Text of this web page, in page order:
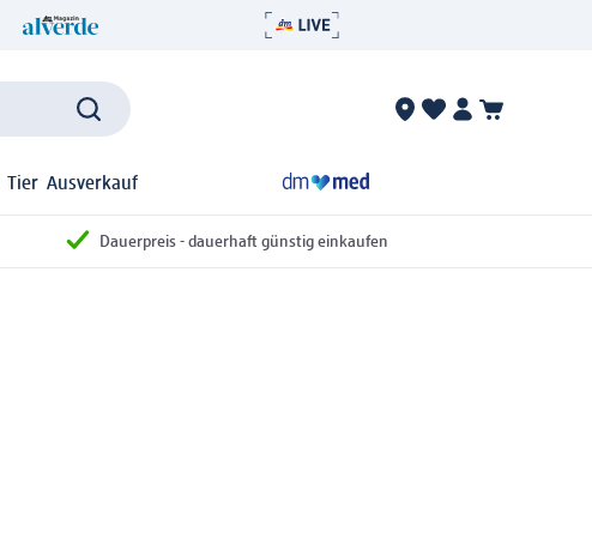
Tier Ausverkauf
Dauerpreis - dauerhaft günstig einkaufen